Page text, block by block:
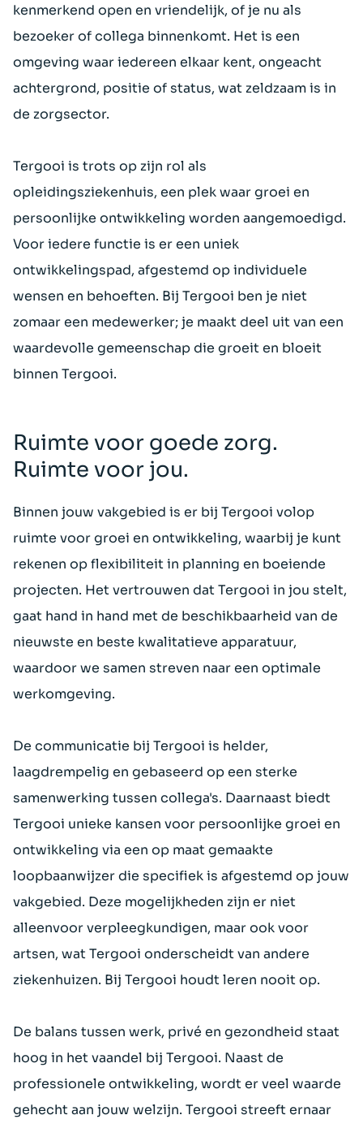
kenmerkend open en vriendelijk, of je nu als
bezoeker of collega binnenkomt. Het is een
omgeving waar iedereen elkaar kent, ongeacht
achtergrond, positie of status, wat zeldzaam is in
de zorgsector.
Tergooi is trots op zijn rol als
opleidingsziekenhuis, een plek waar groei en
persoonlijke ontwikkeling worden aangemoedigd.
Voor iedere functie is er een uniek
ontwikkelingspad, afgestemd op individuele
wensen en behoeften. Bij Tergooi ben je niet
zomaar een medewerker; je maakt deel uit van een
waardevolle gemeenschap die groeit en bloeit
binnen Tergooi.
Ruimte voor goede zorg.
Ruimte voor jou.
Binnen jouw vakgebied is er bij Tergooi volop
ruimte voor groei en ontwikkeling, waarbij je kunt
rekenen op flexibiliteit in planning en boeiende
projecten. Het vertrouwen dat Tergooi in jou stelt,
gaat hand in hand met de beschikbaarheid van de
nieuwste en beste kwalitatieve apparatuur,
waardoor we samen streven naar een optimale
werkomgeving.
De communicatie bij Tergooi is helder,
laagdrempelig en gebaseerd op een sterke
samenwerking tussen collega's. Daarnaast biedt
Tergooi unieke kansen voor persoonlijke groei en
ontwikkeling via een op maat gemaakte
loopbaanwijzer die specifiek is afgestemd op jouw
vakgebied. Deze mogelijkheden zijn er niet
alleenvoor verpleegkundigen, maar ook voor
artsen, wat Tergooi onderscheidt van andere
ziekenhuizen. Bij Tergooi houdt leren nooit op.
De balans tussen werk, privé en gezondheid staat
hoog in het vaandel bij Tergooi. Naast de
professionele ontwikkeling, wordt er veel waarde
gehecht aan jouw welzijn. Tergooi streeft ernaar